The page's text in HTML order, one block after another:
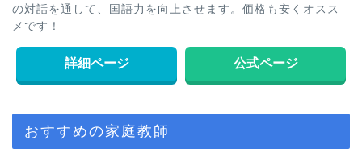
の対話を通して、国語力を向上させます。価格も安くオスス
メです！
詳細ページ 公式ページ
おすすめの家庭教師